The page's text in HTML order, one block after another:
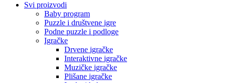
Svi proizvodi
Baby program
Puzzle i društvene igre
Podne puzzle i podloge
Igračke
Drvene igračke
Interaktivne igračke
Muzičke igračke
Plišane igračke